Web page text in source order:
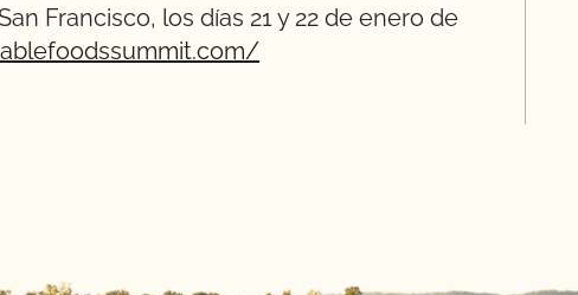
Francisco, los días 21 y 22 de enero de